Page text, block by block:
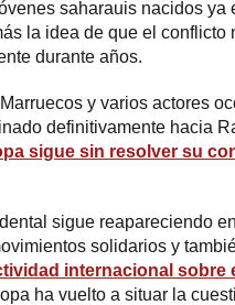
saharauis nacidos
la idea de que el
durante años.
y varios actores
definitivamente hacia
sigue sin resolver su
sigue reapareciendo
solidarios y
internacional sobre
ha vuelto a situar la